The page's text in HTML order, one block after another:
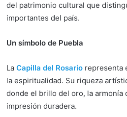
del patrimonio cultural que
importantes del país.
Un símbolo de Puebla
La Capilla del Rosario representa
la espiritualidad. Su riqueza
donde el brillo del oro, la
impresión duradera.